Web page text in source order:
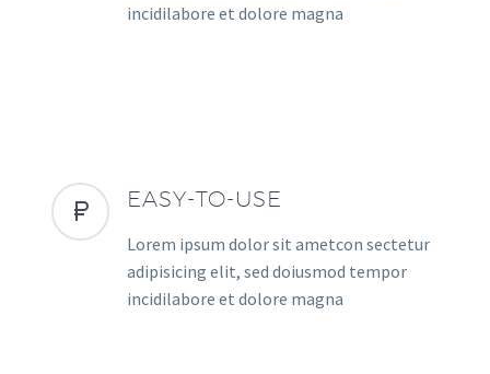
incidilabore et dolore magna
EASY-TO-USE
Lorem ipsum dolor sit ametcon sectetur
adipisicing elit, sed doiusmod tempor
incidilabore et dolore magna